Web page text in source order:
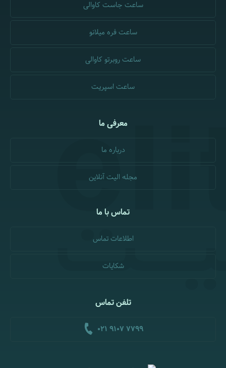
ساعت جاست کاوالی
ساعت فره میلانو
ساعت روبرتو کاوالی
ساعت اسپریت
معرفی ما
درباره ما
مجله الیت آنلاین
تماس با ما
اطلاعات تماس
شکایات
تلفن تماس
021 9107 7799